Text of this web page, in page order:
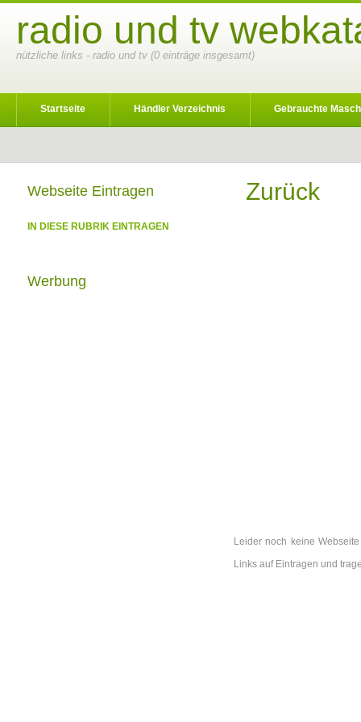
radio und tv
nützliche links - radio und tv (0 einträge insgesamt)
Startseite Händler Verzeichnis Gebrauchte
Zurück
Leider noch keine
Links auf Eintragen und
Webseite Eintragen
IN DIESE RUBRIK EINTRAGEN
Werbung